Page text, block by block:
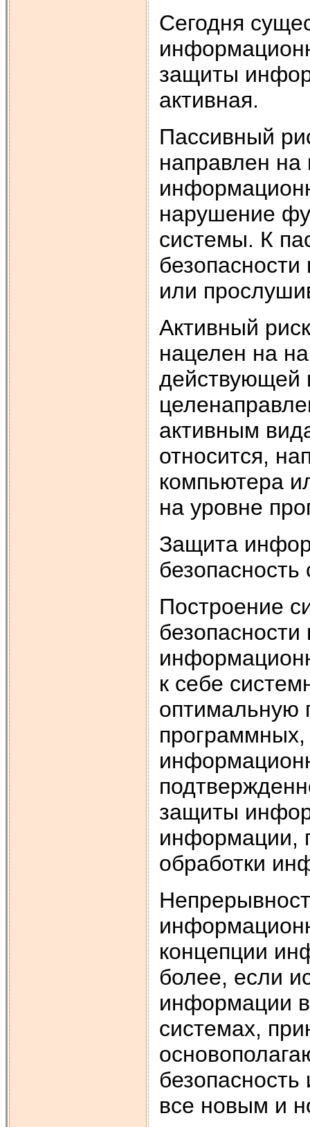
Сегодня
защиты
активная.
Пассивный
направлен на
нарушение
системы. К
или
Активный
нацелен на
действующей
активным
относится,
компьютера
на уровне
Защита
Построение
безопасности
к себе
оптимальную
программных,
защиты
информации,
обработки
концепции
более, если
информации
системах,
все новым и